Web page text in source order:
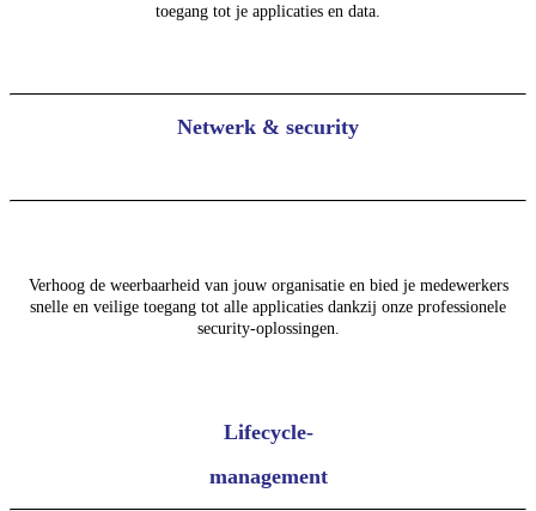
toegang tot je applicaties en data.
Netwerk & security
Verhoog de weerbaarheid van jouw organisatie en bied je medewerkers
snelle en veilige toegang tot alle applicaties dankzij onze professionele
security-oplossingen.
Lifecycle-
management